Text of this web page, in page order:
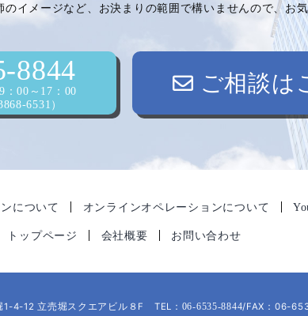
イメージなど、お決まりの範囲で構いませんので、お
8844
00～17：00
6531）
ご相談は
について オンラインオペレーションについて
トップページ 会社概要 お問い合わせ
4-12 立売堀スクエアビル８F TEL： 06-6535-8844/FAX：06-